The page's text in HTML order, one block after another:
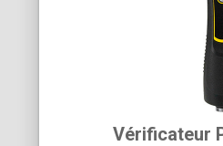
Vérificateur